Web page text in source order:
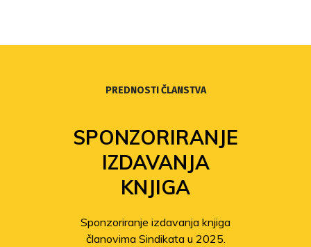
PREDNOSTI ČLANSTVA
SPONZORIRANJE
IZDAVANJA
KNJIGA
Sponzoriranje izdavanja knjiga
članovima Sindikata u 2025.